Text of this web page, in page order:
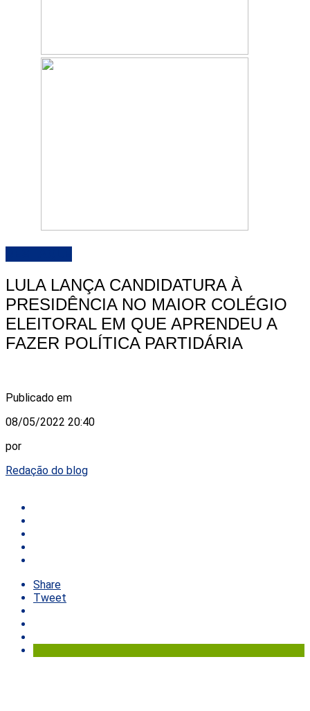
LULA LANÇA CANDIDATURA À
PRESIDÊNCIA NO MAIOR COLÉGIO
ELEITORAL EM QUE APRENDEU A
FAZER POLÍTICA PARTIDÁRIA
Publicado em
08/05/2022 20:40
por
Redação do blog
Share
Tweet